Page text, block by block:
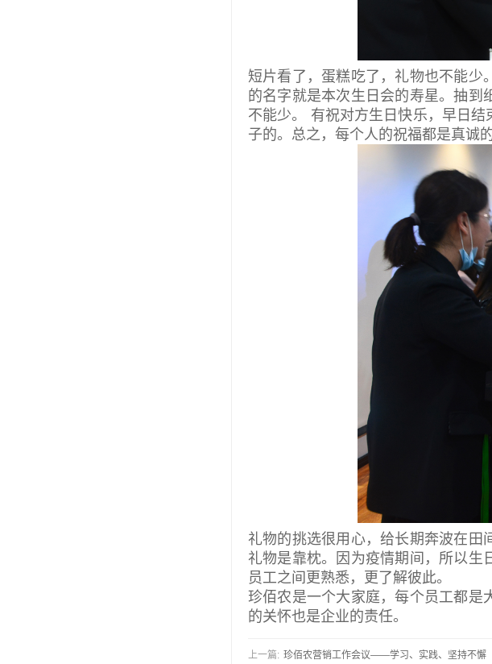
短片看了，蛋糕吃了，礼物也不能少
的名字就是本次生日会的寿星。抽到
不能少。 有祝对方生日快乐，早日
子的。总之，每个人的祝福都是真诚
礼物的挑选很用心，给长期奔波在田
礼物是靠枕。因为疫情期间，所以生
员工之间更熟悉，更了解彼此。
珍佰农是一个大家庭，每个员工都是
的关怀也是企业的责任。
上一篇: 珍佰农营销工作会议——学习、实践、坚持不懈